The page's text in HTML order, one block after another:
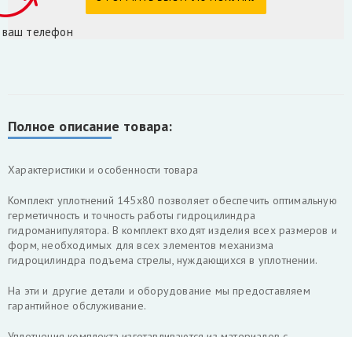
телефон
Полное описание товара:
Характеристики и особенности товара
Комплект уплотнений 145х80 позволяет обеспечить оптимальную
герметичность и точность работы гидроцилиндра
гидроманипулятора. В комплект входят изделия всех размеров и
форм, необходимых для всех элементов механизма
гидроцилиндра подъема стрелы, нуждающихся в уплотнении.
На эти и другие детали и оборудование мы предоставляем
гарантийное обслуживание.